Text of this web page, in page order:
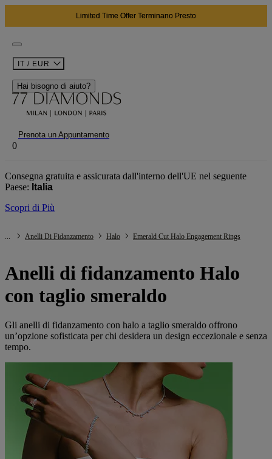
02 G 03 H 26 M
IT / EUR
Hai bisogno di aiuto?
Prenota un Appuntamento
0
Consegna gratuita e assicurata dall'interno dell'UE nel seguente
Paese: Italia
Scopri di Più
... Anelli Di Fidanzamento Halo Emerald Cut Halo Engagement Rings
Anelli di fidanzamento Halo
con taglio smeraldo
Gli anelli di fidanzamento con halo a taglio smeraldo offrono
un’opzione sofisticata per chi desidera un design eccezionale e senza
tempo.